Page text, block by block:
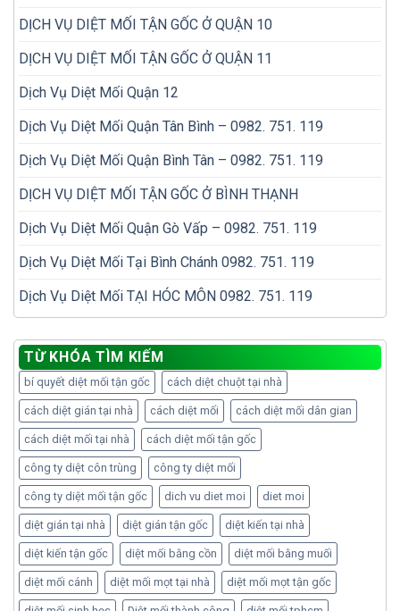
DỊCH VỤ DIỆT MỐI TẬN GỐC Ở QUẬN 10
DỊCH VỤ DIỆT MỐI TẬN GỐC Ở QUẬN 11
Dịch Vụ Diệt Mối Quận 12
Dịch Vụ Diệt Mối Quận Tân Bình – 0982. 751. 119
Dịch Vụ Diệt Mối Quận Bình Tân – 0982. 751. 119
DỊCH VỤ DIỆT MỐI TẬN GỐC Ở BÌNH THẠNH
Dịch Vụ Diệt Mối Quận Gò Vấp – 0982. 751. 119
Dịch Vụ Diệt Mối Tại Bình Chánh 0982. 751. 119
Dịch Vụ Diệt Mối TẠI HÓC MÔN 0982. 751. 119
TỪ KHÓA TÌM KIẾM
bí quyết diệt mối tận gốc cách diệt chuột tại nhà
cách diệt gián tại nhà cách diệt mối cách diệt mối dân gian
cách diệt mối tại nhà cách diệt mối tận gốc
công ty diệt côn trùng công ty diệt mối
công ty diệt mối tận gốc dich vu diet moi diet moi
diệt gián tại nhà diệt gián tận gốc diệt kiến tại nhà
diệt kiến tận gốc diệt mối bằng cồn diệt mối bằng muối
diệt mối cánh diệt mối mọt tại nhà diệt mối mọt tận gốc